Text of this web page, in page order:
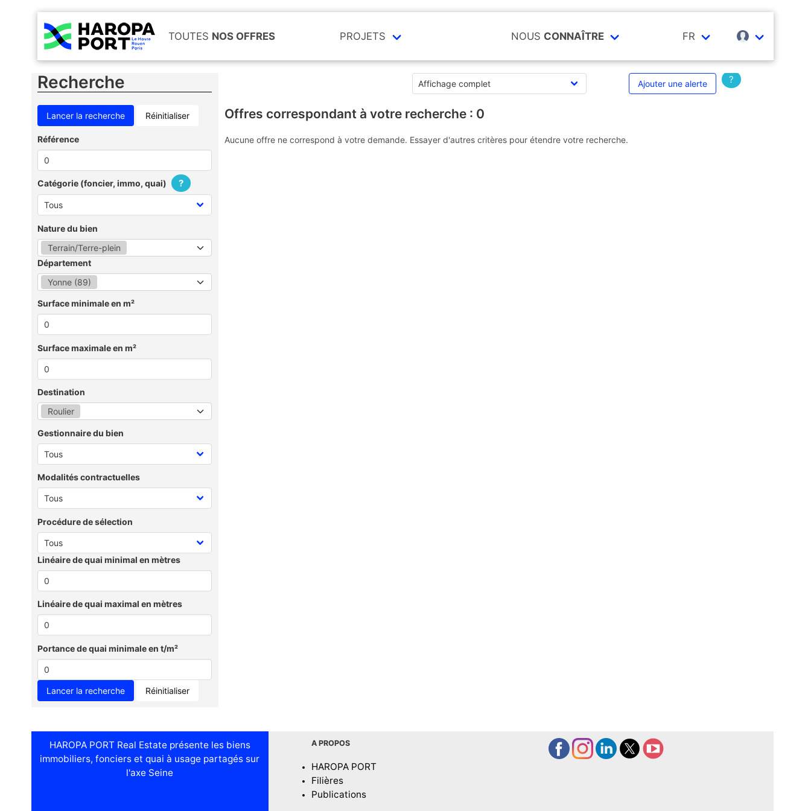
TOUTES NOS OFFRES PROJETS NOUS CONNAÎTRE FR
Recherche
Réinitialiser
Référence
Catégorie (foncier, immo, quai) ?
Nature du bien
Terrain/Terre-plein
Département
Yonne (89)
Surface minimale en m²
Surface maximale en m²
Destination
Roulier
Gestionnaire du bien
Modalités contractuelles
Procédure de sélection
Linéaire de quai minimal en mètres
Linéaire de quai maximal en mètres
Portance de quai minimale en t/m²
Réinitialiser
Ajouter une alerte ?
Offres correspondant à votre recherche : 0
Aucune offre ne correspond à votre demande. Essayer d'autres critères pour étendre votre recherche.
HAROPA PORT Real Estate présente les biens
immobiliers, fonciers et quai à usage partagés sur
l'axe Seine
A PROPOS
HAROPA PORT
Filières
Publications